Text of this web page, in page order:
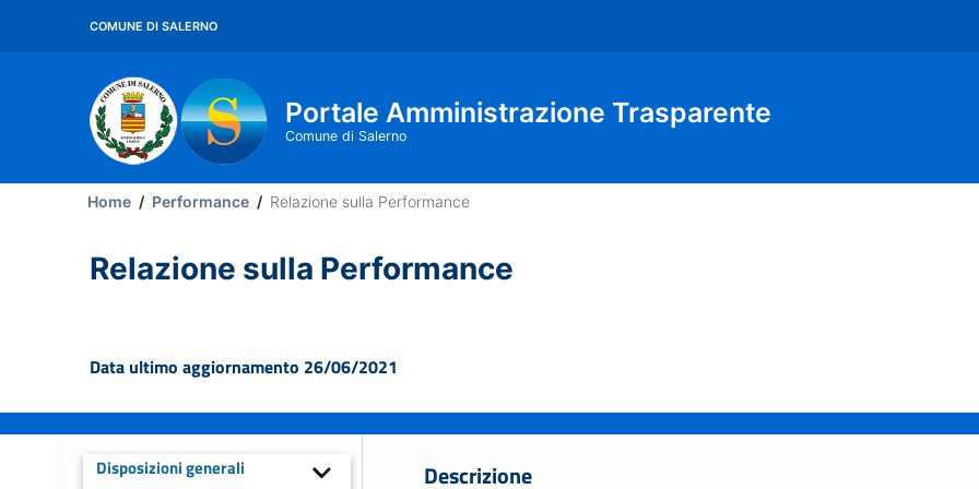
COMUNE DI SALERNO
Portale Amministrazione Trasparente
Comune di Salerno
Main
Menu
Home / Performance / Relazione sulla Performance
Relazione sulla Performance
Data ultimo aggiornamento 26/06/2021
Disposizioni generali Descrizione